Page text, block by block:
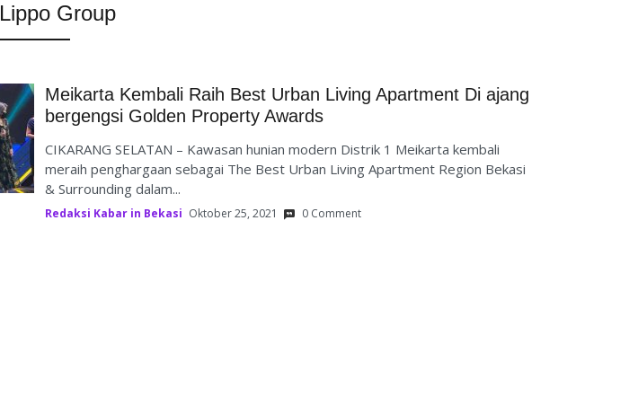
Lippo Group
Meikarta Kembali Raih Best Urban Living Apartment Di ajang
bergengsi Golden Property Awards
CIKARANG SELATAN – Kawasan hunian modern Distrik 1 Meikarta kembali
meraih penghargaan sebagai The Best Urban Living Apartment Region Bekasi
& Surrounding dalam...
Redaksi Kabar in Bekasi Oktober 25, 2021 0 Comment